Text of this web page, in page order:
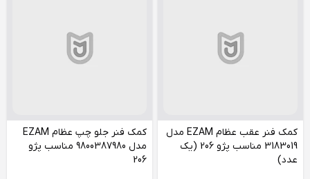
کمک فنر عقب عظام EZAM مدل
3183019 مناسب پژو 206 (یک
عدد)
کمک فنر جلو چپ عظام EZAM
مدل 9800387980 مناسب پژو
206